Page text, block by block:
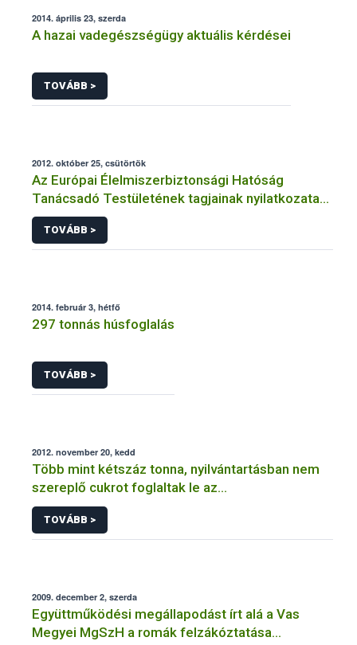
2014. április 23, szerda
A hazai vadegészségügy aktuális kérdései
TOVÁBB >
2012. október 25, csütörtök
Az Európai Élelmiszerbiztonsági Hatóság
Tanácsadó Testületének tagjainak nyilatkozata
az Európai Élelmiszerbiztonsági Hatóság
megalapításának 10. évfordulója alkalmából
TOVÁBB >
2014. február 3, hétfő
297 tonnás húsfoglalás
TOVÁBB >
2012. november 20, kedd
Több mint kétszáz tonna, nyilvántartásban nem
szereplő cukrot foglaltak le az
élelmiszerbiztonsági hatóságok
TOVÁBB >
2009. december 2, szerda
Együttműködési megállapodást írt alá a Vas
Megyei MgSzH a romák felzákóztatása